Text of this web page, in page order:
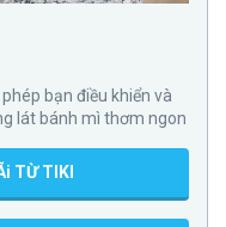
bạn điều khiển và
lát bánh mì thơm ngon
TỪ TIKI